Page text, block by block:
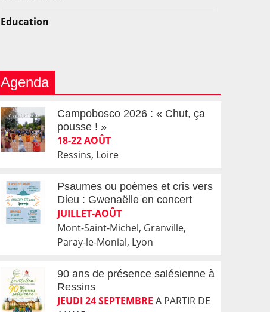
Education
Agenda
Campobosco 2026 : « Chut, ça
pousse ! »
18-22 AOÛT
Ressins, Loire
Psaumes ou poèmes et cris vers
Dieu : Gwenaëlle en concert
JUILLET-AOÛT
Mont-Saint-Michel, Granville,
Paray-le-Monial, Lyon
90 ans de présence salésienne à
Ressins
JEUDI 24 SEPTEMBRE A PARTIR DE